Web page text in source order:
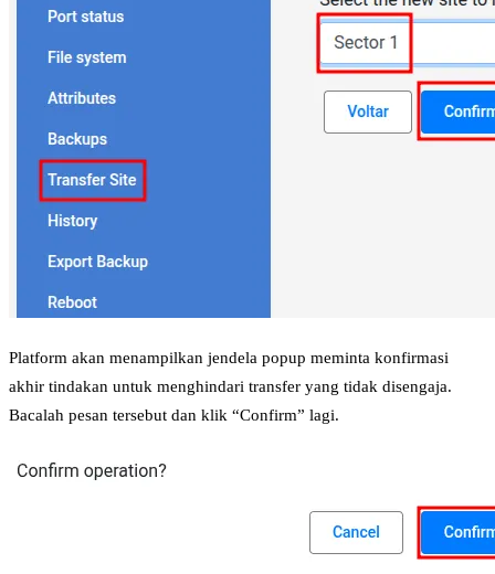
Platform akan menampilkan jendela popup meminta konfirmasi
akhir tindakan untuk menghindari transfer yang tidak disengaja.
Bacalah pesan tersebut dan klik “Confirm” lagi.